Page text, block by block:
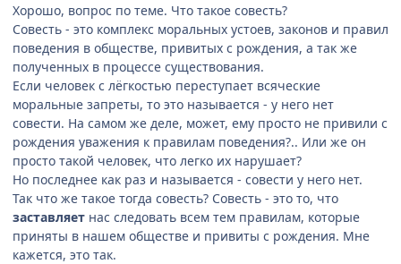
Хорошо, вопрос по теме. Что такое совесть?
Совесть - это комплекс моральных устоев, законов и правил
поведения в обществе, привитых с рождения, а так же
полученных в процессе существования.
Если человек с лёгкостью переступает всяческие
моральные запреты, то это называется - у него нет
совести. На самом же деле, может, ему просто не привили с
рождения уважения к правилам поведения?.. Или же он
просто такой человек, что легко их нарушает?
Но последнее как раз и называется - совести у него нет.
Так что же такое тогда совесть? Совесть - это то, что
заставляет нас следовать всем тем правилам, которые
приняты в нашем обществе и привиты с рождения. Мне
кажется, это так.